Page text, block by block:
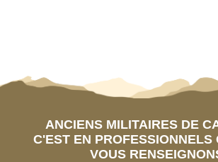
ANCIENS MILITAIRES DE
C'EST EN PROFESSIONNELS
VOUS